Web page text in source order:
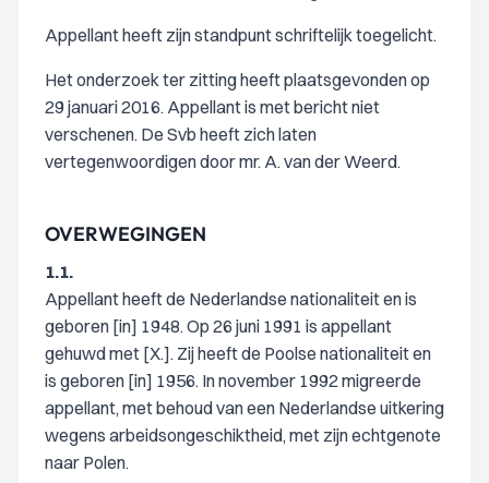
Appellant heeft zijn standpunt schriftelijk toegelicht.
Het onderzoek ter zitting heeft plaatsgevonden op
29 januari 2016. Appellant is met bericht niet
verschenen. De Svb heeft zich laten
vertegenwoordigen door mr. A. van der Weerd.
OVERWEGINGEN
1.1.
Appellant heeft de Nederlandse nationaliteit en is
geboren [in] 1948. Op 26 juni 1991 is appellant
gehuwd met [X.]. Zij heeft de Poolse nationaliteit en
is geboren [in] 1956. In november 1992 migreerde
appellant, met behoud van een Nederlandse uitkering
wegens arbeidsongeschiktheid, met zijn echtgenote
naar Polen.